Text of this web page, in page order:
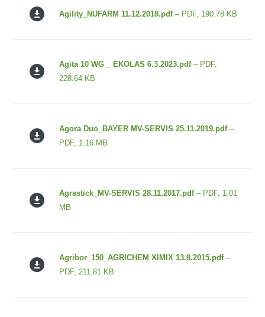
Agility_NUFARM 11.12.2018.pdf– PDF, 190.78 KB
Agita 10 WG _ EKOLAS 6.3.2023.pdf– PDF,
228.64 KB
Agora Duo_BAYER MV-SERVIS 25.11.2019.pdf–
PDF, 1.16 MB
Agrastick_MV-SERVIS 28.11.2017.pdf– PDF, 1.01
MB
Agribor_150_AGRICHEM XIMIX 13.8.2015.pdf–
PDF, 211.81 KB